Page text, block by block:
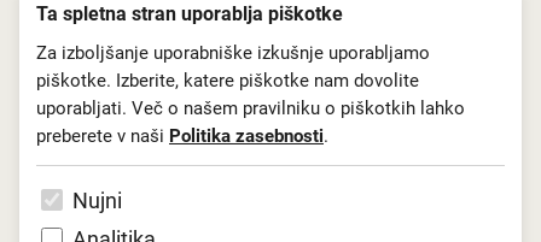
Ta spletna stran uporablja piškotke
Za izboljšanje uporabniške izkušnje uporabljamo
piškotke. Izberite, katere piškotke nam dovolite
uporabljati. Več o našem pravilniku o piškotkih lahko
preberete v naši Politika zasebnosti.
Nujni
razglašeni na slavnostni podelitvi 26. marca 2023.
Ustvarjalni ekipi uprizoritve Tunel čestitamo za ta res
izjemen dosežek.
Nazaj na seznam novic